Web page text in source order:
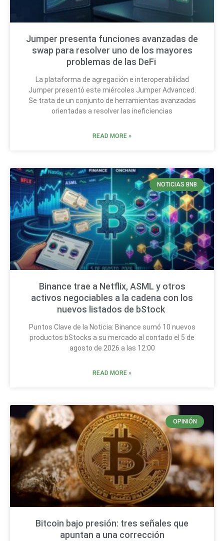
Jumper presenta funciones avanzadas de
swap para resolver uno de los mayores
problemas de las DeFi
La plataforma de agregación e interoperabilidad
Jumper presentó este miércoles Jumper Advanced.
Se trata de un conjunto de herramientas avanzadas
orientadas a resolver las ineficiencias
READ MORE »
NOTICIAS BNB
Binance trae a Netflix, ASML y otros
activos negociables a la cadena con los
nuevos listados de bStock
Puntos Clave de la Noticia: Binance sumó 10 nuevos
productos bStocks a su mercado al contado el 5 de
agosto de 2026 a las 12:00
READ MORE »
OPINIÓN
Bitcoin bajo presión: tres señales que
apuntan a una corrección